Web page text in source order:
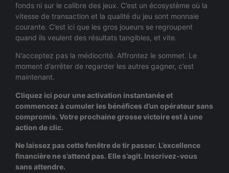
fonds ni sur le calibre des jeux. C’est un écosystème où la
vitesse de transaction et la qualité du jeu sont monnaie
courante. C’est ici que les gros joueurs se regroupent
quand ils veulent des résultats tangibles, et vite.
N’acceptez pas la médiocrité. Affrontez le sommet. Le
moment d’arrêter de regarder les autres gagner, c’est
maintenant.
Cliquez ici pour une activation instantanée et
commencez à cumuler les bénéfices d’un opérateur sans
compromis. Votre prochaine grosse victoire est à une
action de clic.
Ne laissez pas cette fenêtre de tir passer. L’excellence
financière ne s’attend pas. Elle s’agit. Inscrivez-vous
sans attendre.